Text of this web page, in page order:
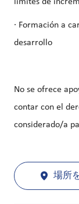
· Formación a
desarrollo
No se ofrece
contar con el
considerado/a
場所